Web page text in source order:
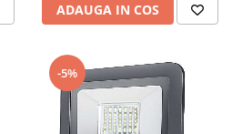
ADAUGA IN COS
-5%